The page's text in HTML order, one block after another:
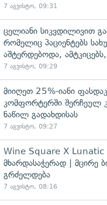
7 აგვისტო, 09:31
ცელიანი სიკვდილივით
რომელიც პაციენტებს
აშტერდებოდა,
7 აგვისტო, 09:29
მიიღეთ 25%-იანი
კომფორტერში შერჩეულ
ნაწილ გადახდისას
7 აგვისტო, 09:27
Wine Square X Lunatic
მხარდასაჭერად | მცირე
გრძელდება
7 აგვისტო, 08:16